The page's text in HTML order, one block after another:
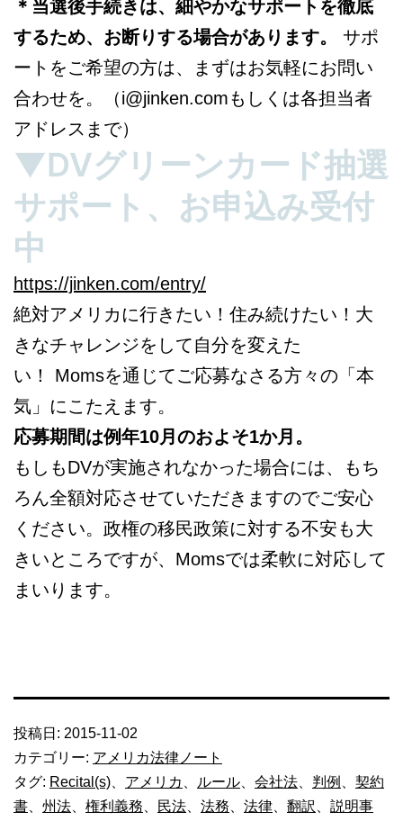
＊当選後手続きは、細やかなサポートを徹底
するため、お断りする場合があります。
サポ
ートをご希望の方は、まずはお気軽にお問い
合わせを。（i@jinken.comもしくは各担当者
アドレスまで）
▼DVグリーンカード抽選
サポート、お申込み受付
中
https://jinken.com/entry/
絶対アメリカに行きたい！住み続けたい！大
きなチャレンジをして自分を変えた
い！ Momsを通じてご応募なさる方々の「本
気」にこたえます。
応募期間は例年10月のおよそ1か月。
もしもDVが実施されなかった場合には、もち
ろん全額対応させていただきますのでご安心
ください。政権の移民政策に対する不安も大
きいところですが、Momsでは柔軟に対応して
まいります。
投稿日: 2015-11-02
カテゴリー: アメリカ法律ノート
タグ: Recital(s)、 アメリカ 、 ルール、 会社法、 判例 、 契約
書、 州法、 権利義務、 民法、 法務、 法律、 翻訳 、 説明事